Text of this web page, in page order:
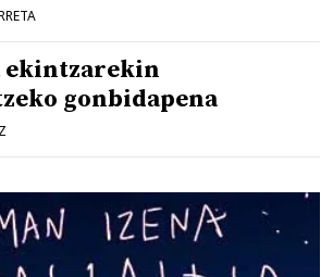
ekintzarekin
gonbidapena